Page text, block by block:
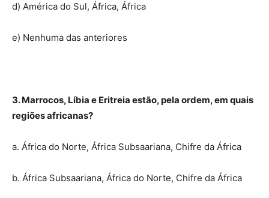
d) América do Sul, África, África
e) Nenhuma das anteriores
3. Marrocos, Líbia e Eritreia estão, pela ordem, em quais
regiões africanas?
a. África do Norte, África Subsaariana, Chifre da África
b. África Subsaariana, África do Norte, Chifre da África